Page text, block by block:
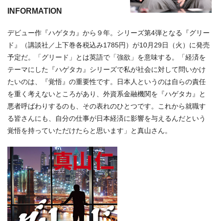
INFORMATION
デビュー作『ハゲタカ』から９年。シリーズ第4弾となる『グリー
ド』（講談社／上下巻各税込み1785円）が10月29日（火）に発売
予定だ。「グリード」とは英語で「強欲」を意味する。「経済を
テーマにした『ハゲタカ』シリーズで私が社会に対して問いかけ
たいのは、『覚悟』の重要性です。日本人というのは自らの責任
を重く考えないところがあり、外資系金融機関を『ハゲタカ』と
悪者呼ばわりするのも、その表れのひとつです。これから就職す
る皆さんにも、自分の仕事が日本経済に影響を与えるんだという
覚悟を持っていただけたらと思います」と真山さん。